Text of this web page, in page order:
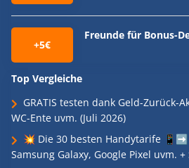
+5€
Freunde für Bonus-
Top Vergleiche
GRATIS testen dank Geld-Zurück-
WC-Ente uvm. (Juli 2026)
💥 Die 30 besten Handytarife 📱➡️
Samsung Galaxy, Google Pixel uvm.